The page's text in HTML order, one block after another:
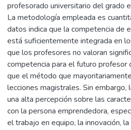
profesorado universitario del grado
La metodología empleada es
datos indica que la competencia de
está suficientemente integrada en
que los profesores no valoran
competencia para el futuro profesor
que el método que
lecciones magistrales. Sin
una alta percepción sobre las
con la persona emprendedora,
el trabajo en equipo, la innovación,